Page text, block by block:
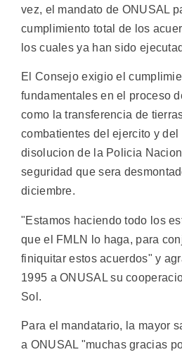
vez, el mandato de ONUSAL
cumplimiento total de los
los cuales ya han sido
El Consejo exigio el
fundamentales en el proceso
como la transferencia de
combatientes del ejercito y del
disolucion de la Policia
seguridad que sera
diciembre.
"Estamos haciendo todo los
que el FMLN lo haga, para
finiquitar estos acuerdos" y
1995 a ONUSAL su
Sol.
Para el mandatario, la mayor
a ONUSAL "muchas gracias